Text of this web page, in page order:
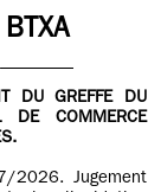
BTXA
DU GREFFE DU
DE COMMERCE
2026. Jugement